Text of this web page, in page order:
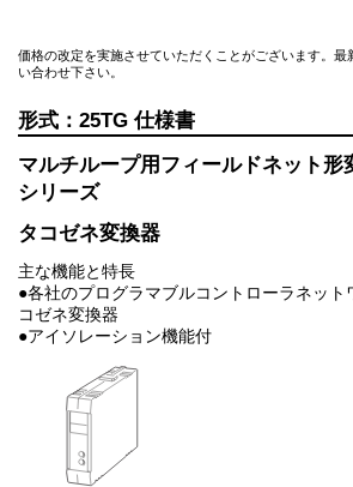
価格の改定を実施させていただくことがございます。最
い合わせ下さい。
25TG
マルチループ用フィールドネット形
シリーズ
タコゼネ変換器
主な機能と特長
●各社のプログラマブルコントローラネット
コゼネ変換器
●アイソレーション機能付